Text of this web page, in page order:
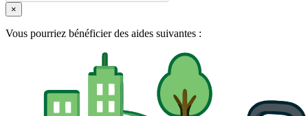
×
Vous pourriez bénéficier des aides suivantes :